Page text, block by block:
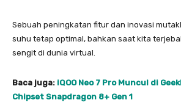
Sebuah peningkatan fitur dan inovasi
suhu tetap optimal, bahkan saat kita
sengit di dunia virtual.
Baca juga: iQOO Neo 7 Pro Muncul di
Chipset Snapdragon 8+ Gen 1